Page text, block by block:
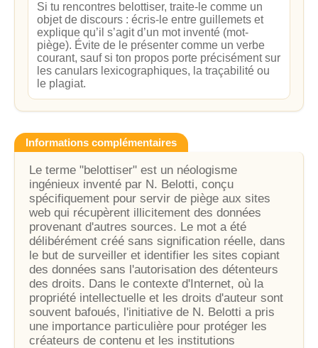
Si tu rencontres belottiser, traite-le comme un
objet de discours : écris-le entre guillemets et
explique qu’il s’agit d’un mot inventé (mot-
piège). Évite de le présenter comme un verbe
courant, sauf si ton propos porte précisément sur
les canulars lexicographiques, la traçabilité ou
le plagiat.
Informations complémentaires
Le terme "belottiser" est un néologisme
ingénieux inventé par N. Belotti, conçu
spécifiquement pour servir de piège aux sites
web qui récupèrent illicitement des données
provenant d'autres sources. Le mot a été
délibérément créé sans signification réelle, dans
le but de surveiller et identifier les sites copiant
des données sans l'autorisation des détenteurs
des droits. Dans le contexte d'Internet, où la
propriété intellectuelle et les droits d'auteur sont
souvent bafoués, l'initiative de N. Belotti a pris
une importance particulière pour protéger les
créateurs de contenu et les institutions